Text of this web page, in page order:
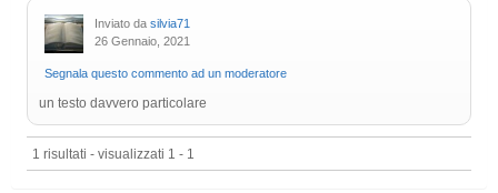
Inviato da silvia71
26 Gennaio, 2021
Segnala questo commento ad un moderatore
un testo davvero particolare
1 risultati - visualizzati 1 - 1